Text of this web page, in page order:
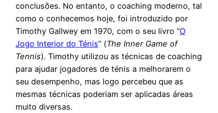
conclusões. No entanto, o coaching moderno, tal
como o conhecemos hoje, foi introduzido por
Timothy Gallwey em 1970, com o seu livro “O
Jogo Interior do Ténis” (The Inner Game of
Tennis). Timothy utilizou as técnicas de coaching
para ajudar jogadores de ténis a melhorarem o
seu desempenho, mas logo percebeu que as
mesmas técnicas poderiam ser aplicadas áreas
muito diversas.